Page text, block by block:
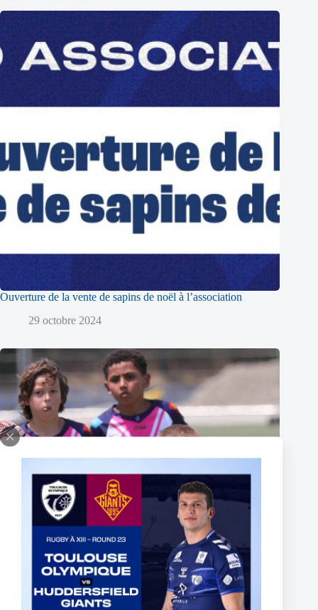
Ouverture de la vente de sapins de noël à l’association
29 octobre 2024